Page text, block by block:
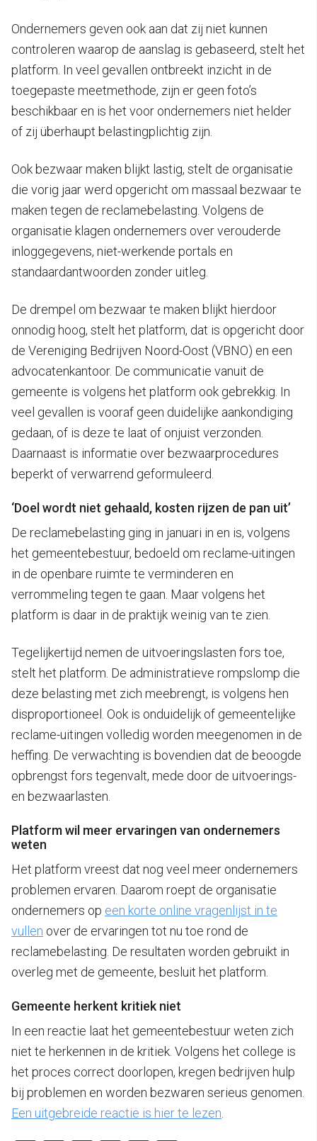
Ondernemers geven ook aan dat zij niet kunnen
controleren waarop de aanslag is gebaseerd, stelt het
platform. In veel gevallen ontbreekt inzicht in de
toegepaste meetmethode, zijn er geen foto’s
beschikbaar en is het voor ondernemers niet helder
of zij überhaupt belastingplichtig zijn.
Ook bezwaar maken blijkt lastig, stelt de organisatie
die vorig jaar werd opgericht om massaal bezwaar te
maken tegen de reclamebelasting. Volgens de
organisatie klagen ondernemers over verouderde
inloggegevens, niet-werkende portals en
standaardantwoorden zonder uitleg.
De drempel om bezwaar te maken blijkt hierdoor
onnodig hoog, stelt het platform, dat is opgericht door
de Vereniging Bedrijven Noord-Oost (VBNO) en een
advocatenkantoor. De communicatie vanuit de
gemeente is volgens het platform ook gebrekkig. In
veel gevallen is vooraf geen duidelijke aankondiging
gedaan, of is deze te laat of onjuist verzonden.
Daarnaast is informatie over bezwaarprocedures
beperkt of verwarrend geformuleerd.
‘Doel wordt niet gehaald, kosten rijzen de pan uit’
De reclamebelasting ging in januari in en is, volgens
het gemeentebestuur, bedoeld om reclame-uitingen
in de openbare ruimte te verminderen en
verrommeling tegen te gaan. Maar volgens het
platform is daar in de praktijk weinig van te zien.
Tegelijkertijd nemen de uitvoeringslasten fors toe,
stelt het platform. De administratieve rompslomp die
deze belasting met zich meebrengt, is volgens hen
disproportioneel. Ook is onduidelijk of gemeentelijke
reclame-uitingen volledig worden meegenomen in de
heffing. De verwachting is bovendien dat de beoogde
opbrengst fors tegenvalt, mede door de uitvoerings-
en bezwaarlasten.
Platform wil meer ervaringen van ondernemers
weten
Het platform vreest dat nog veel meer ondernemers
problemen ervaren. Daarom roept de organisatie
ondernemers op een korte online vragenlijst in te
vullen over de ervaringen tot nu toe rond de
reclamebelasting. De resultaten worden gebruikt in
overleg met de gemeente, besluit het platform.
Gemeente herkent kritiek niet
In een reactie laat het gemeentebestuur weten zich
niet te herkennen in de kritiek. Volgens het college is
het proces correct doorlopen, kregen bedrijven hulp
bij problemen en worden bezwaren serieus genomen.
Een uitgebreide reactie is hier te lezen